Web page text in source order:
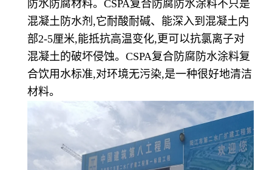
防水防腐材料。CSPA复合防腐防水涂料不只是
混凝土防水剂,它耐酸耐碱、能深入到混凝土内
部2-5厘米,能抵抗高温变化,更可以抗氯离子对
混凝土的破坏侵蚀。CSPA复合防腐防水涂料复
合饮用水标准,对环境无污染,是一种很好地清洁
材料。